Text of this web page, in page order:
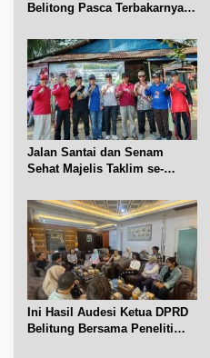
Belitong Pasca Terbakarnya
Jalan Santai dan Senam
Sehat Majelis Taklim se-
Ini Hasil Audesi Ketua DPRD
Belitung Bersama Peneliti